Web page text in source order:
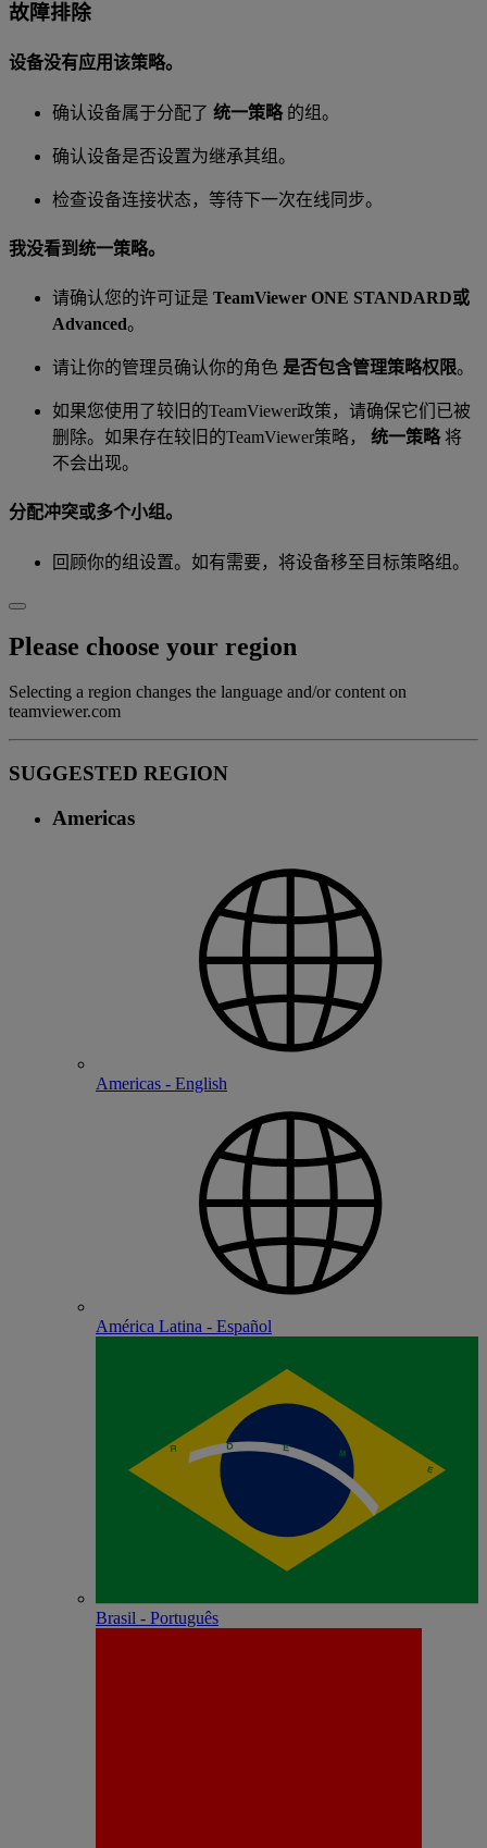
故障排除
设备没有应用该策略。
确认设备属于分配了 统一策略的组。
确认设备是否设置为继承其组。
检查设备连接状态，等待下一次在线同步。
我没看到统一策略。
请确认您的许可证是 TeamViewer ONE STANDARD或
Advanced。
请让你的管理员确认你的角色 是否包含管理策略权限。
如果您使用了较旧的TeamViewer政策，请确保它们已被
删除。如果存在较旧的TeamViewer策略， 统一策略将
不会出现。
分配冲突或多个小组。
回顾你的组设置。如有需要，将设备移至目标策略组。
Please choose your region
Selecting a region changes the language and/or content on
teamviewer.com
SUGGESTED REGION
Americas
Americas - English
América Latina - Español
Brasil - Português